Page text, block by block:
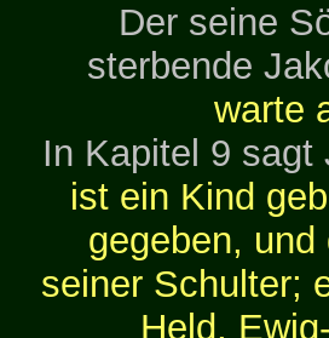
Der seine
sterbende
warte
In Kapitel 9 sagt
ist ein Kind
gegeben,
seiner Schulter;
Held,